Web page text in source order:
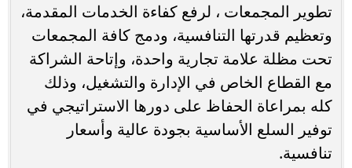
تطوير المجمعات ، لرفع كفاءة الخدمات المقدمة،
وتعظيم قدرتها التنافسية، ودمج كافة المجمعات
تحت مظلة علامة تجارية واحدة، وإتاحة الشراكة
مع القطاع الخاص في الإدارة والتشغيل، وذلك
كله بمراعاة الحفاظ على دورها الاستراتيجي في
توفير السلع الأساسية بجودة عالية وأسعار
تنافسية.